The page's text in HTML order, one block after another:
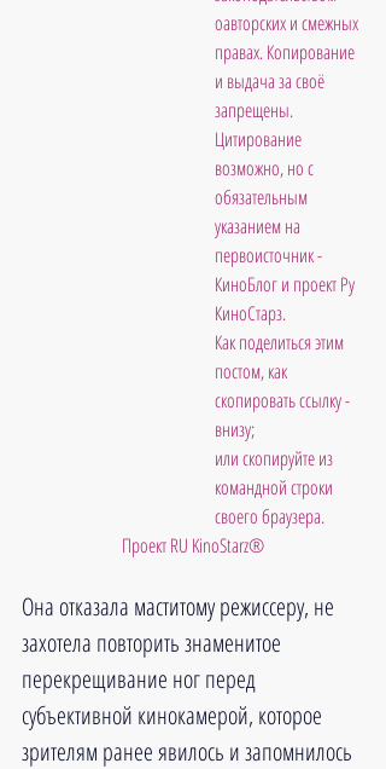
оавторских и смежных
правах. Копирование
и выдача за своё
запрещены.
Цитирование
возможно, но с
обязательным
указанием на
первоисточник -
КиноБлог и проект Ру
КиноСтарз.
Как поделиться этим
постом, как
скопировать ссылку -
внизу;
или скопируйте из
командной строки
своего браузера.
Проект RU KinoStarz®
Она отказала маститому режиссеру, не
захотела повторить знаменитое
перекрещивание ног перед
субъективной кинокамерой, которое
зрителям ранее явилось и запомнилось